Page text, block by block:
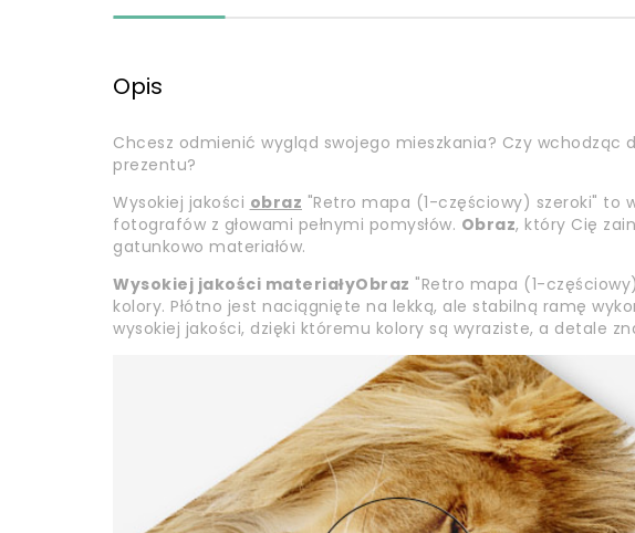
Opis
Chcesz odmienić wygląd swojego mieszkania? Czy wchodząc
prezentu?
Wysokiej jakości obraz "Retro mapa (1-częściowy) szeroki" to
fotografów z głowami pełnymi pomysłów. Obraz, który Cię
gatunkowo materiałów.
Wysokiej jakości materiałyObraz "Retro mapa (1-
kolory. Płótno jest naciągnięte na lekką, ale stabilną ramę
wysokiej jakości, dzięki któremu kolory są wyraziste, a detale